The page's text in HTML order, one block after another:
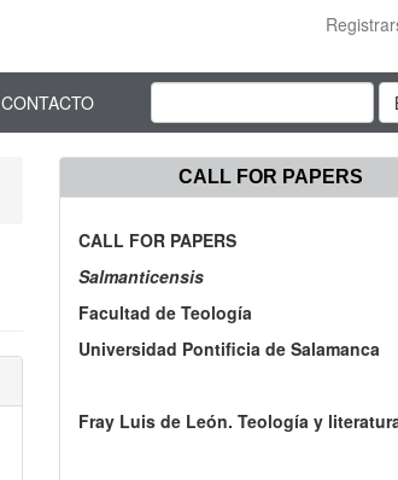
CONTACTO
CALL FOR PAPERS
CALL FOR PAPERS
Salmanticensis
Facultad de Teología
Universidad Pontificia de Salamanca
Fray Luis de León. Teología y